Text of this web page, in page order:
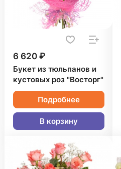
6 620 ₽
Букет из тюльпанов и
кустовых роз "Восторг"
Подробнее
В корзину